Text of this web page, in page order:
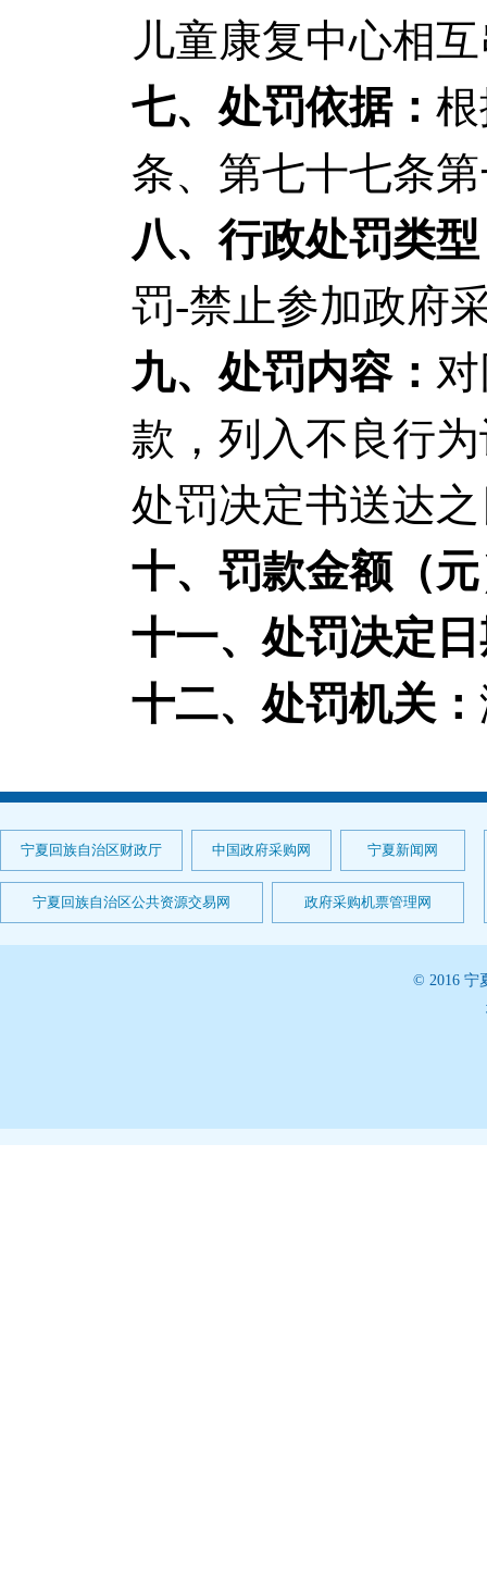
儿童康复中心相
七、处罚依据：
条、第七十七条
八、行政处罚类
罚-禁止参加政府
九、处罚内容：
款，列入不良行
处罚决定书送达
十、罚款金额（
十一、处罚决定
十二、处罚机关：
宁夏回族自治区财政厅 中国政府采购网 宁夏新闻网
宁夏回族自治区公共资源交易网 政府采购机票管理网
© 2016 宁